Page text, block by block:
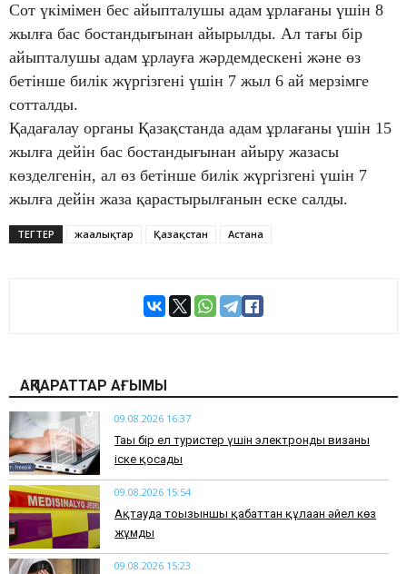
Сот үкімімен бес айыпталушы адам ұрлағаны үшін 8
жылға бас бостандығынан айырылды. Ал тағы бір
айыпталушы адам ұрлауға жәрдемдескені және өз
бетінше билік жүргізгені үшін 7 жыл 6 ай мерзімге
сотталды.
Қадағалау органы Қазақстанда адам ұрлағаны үшін 15
жылға дейін бас бостандығынан айыру жазасы
көзделгенін, ал өз бетінше билік жүргізгені үшін 7
жылға дейін жаза қарастырылғанын еске салды.
ТЕГТЕР жаңалықтар Қазақстан Астана
АҚПАРАТТАР АҒЫМЫ
09.08.2026 16:37
Тағы бір ел туристер үшін электронды визаны
іске қосады
09.08.2026 15:54
Ақтауда тоғызыншы қабаттан құлаған әйел көз
жұмды
09.08.2026 15:23